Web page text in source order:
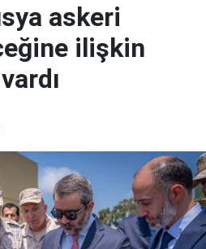
askeri
ilişkin